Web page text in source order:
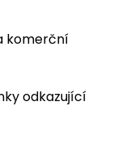
komerční
odkazující